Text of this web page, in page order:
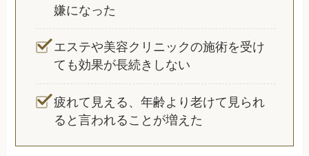
嫌になった
エステや美容クリニックの施術を受け
ても効果が長続きしない
疲れて見える、年齢より老けて見られ
ると言われることが増えた